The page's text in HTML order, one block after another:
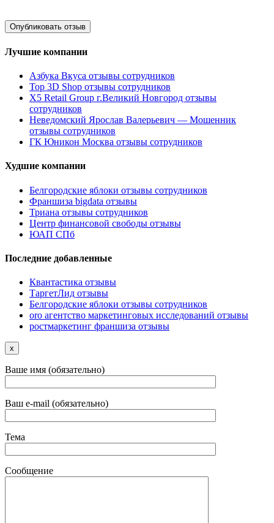
Лучшие компании
Азбука Вкуса отзывы сотрудников
Top 3D Shop отзывы сотрудников
X5 Retail Group г.Великий Новгород отзывы
сотрудников
Неведомский Ярослав Валерьевич — Мошенник
отзывы сотрудников
ГК Юникон Москва отзывы сотрудников
Худшие компании
Белгородские яблоки отзывы сотрудников
Франшиза bigdata отзывы
Триана отзывы сотрудников
Центр финансовой свободы отзывы
ЮАП СПб
Последние добавленные
Квантастика отзывы
ТаргетЛид отзывы
Белгородские яблоки отзывы сотрудников
oro агентство маркетинговых исследований отзывы
ростмаркетинг франшиза отзывы
x
Ваше имя (обязательно)
Ваш e-mail (обязательно)
Тема
Сообщение